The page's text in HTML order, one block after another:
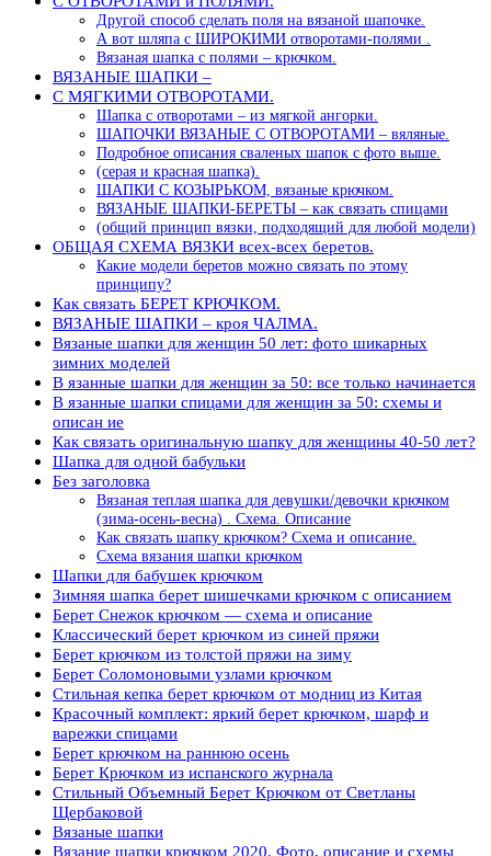
Другой способ сделать поля на вязаной шапочке.
А вот шляпа с ШИРОКИМИ отворотами-полями .
Вязаная шапка с полями – крючком.
ВЯЗАНЫЕ ШАПКИ –
С МЯГКИМИ ОТВОРОТАМИ.
Шапка с отворотами – из мягкой ангорки.
ШАПОЧКИ ВЯЗАНЫЕ С ОТВОРОТАМИ – вяляные.
Подробное описания сваленых шапок с фото выше.
(серая и красная шапка).
ШАПКИ С КОЗЫРЬКОМ, вязаные крючком.
ВЯЗАНЫЕ ШАПКИ-БЕРЕТЫ – как связать спицами
(общий принцип вязки, подходящий для любой модели)
ОБЩАЯ СХЕМА ВЯЗКИ всех-всех беретов.
Какие модели беретов можно связать по этому
принципу?
Как связать БЕРЕТ КРЮЧКОМ.
ВЯЗАНЫЕ ШАПКИ – кроя ЧАЛМА.
Вязаные шапки для женщин 50 лет: фото шикарных
зимних моделей
В язанные шапки для женщин за 50: все только начинается
В язанные шапки спицами для женщин за 50: схемы и
описан ие
Как связать оригинальную шапку для женщины 40-50 лет?
Шапка для одной бабульки
Без заголовка
Вязаная теплая шапка для девушки/девочки крючком
(зима-осень-весна) . Схема. Описание
Как связать шапку крючком? Схема и описание.
Схема вязания шапки крючком
Шапки для бабушек крючком
Зимняя шапка берет шишечками крючком с описанием
Берет Снежок крючком — схема и описание
Классический берет крючком из синей пряжи
Берет крючком из толстой пряжи на зиму
Берет Соломоновыми узлами крючком
Стильная кепка берет крючком от модниц из Китая
Красочный комплект: яркий берет крючком, шарф и
варежки спицами
Берет крючком на раннюю осень
Берет Крючком из испанского журнала
Стильный Объемный Берет Крючком от Светланы
Щербаковой
Вязаные шапки
Вязание шапки крючком 2020. Фото, описание и схемы